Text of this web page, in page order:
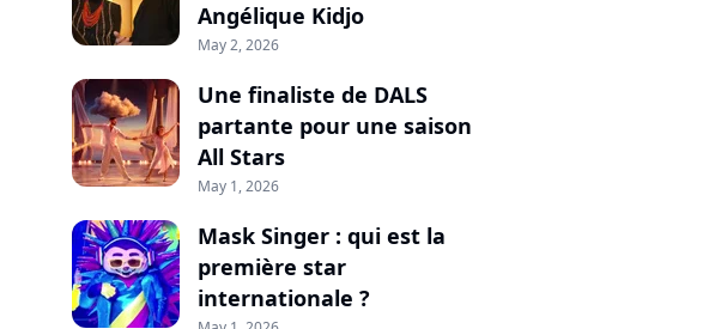
Angélique Kidjo
May 2, 2026
Une finaliste de DALS
partante pour une saison
All Stars
May 1, 2026
Mask Singer : qui est la
première star
internationale ?